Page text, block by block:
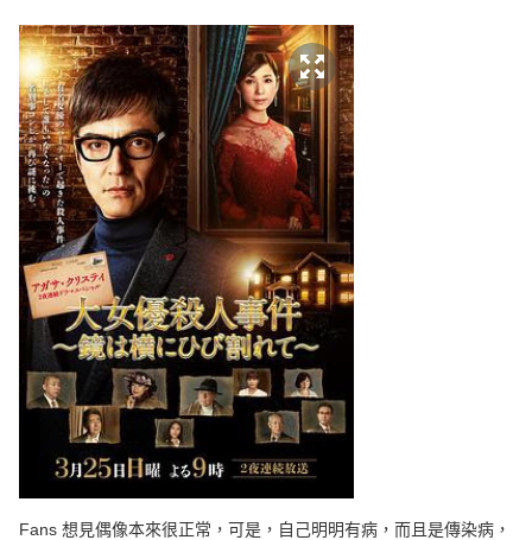
Fans 想見偶像本來很正常，可是，自己明明有病，而且是傳染病，